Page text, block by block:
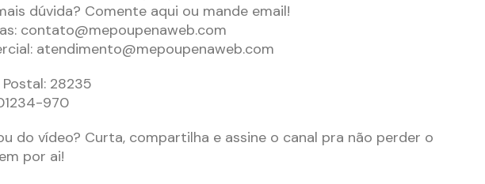
dúvida? Comente aqui ou mande email!
contato@mepoupenaweb.com
atendimento@mepoupenaweb.com
28235
970
do vídeo? Curta, compartilha e assine o canal pra não perder o
por ai!